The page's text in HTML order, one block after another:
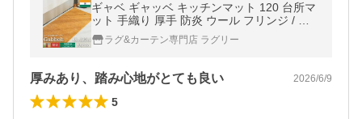
ギャベ ギャッベ キッチンマット 120 台所マ
ット 手織り 厚手 防炎 ウール フリンジ / ア
ヤカ 45×120 cm
ラグ&カーテン専門店 ラグリー
厚みあり、踏み心地がとても良い 2026/6/9
5